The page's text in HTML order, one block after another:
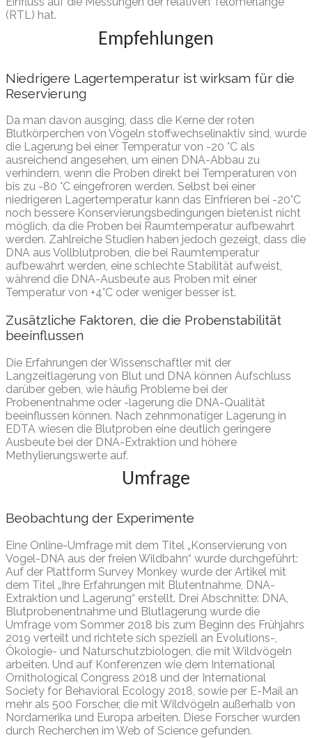
(RTL) hat.
Empfehlungen
Niedrigere Lagertemperatur ist wirksam für die
Reservierung
Da man davon ausging, dass die Kerne der roten
Blutkörperchen von Vögeln stoffwechselinaktiv sind, wurde
die Lagerung bei einer Temperatur von -20 °C als
ausreichend angesehen, um einen DNA-Abbau zu
verhindern, wenn die Proben direkt bei Temperaturen von
bis zu -80 °C eingefroren werden. Selbst bei einer
niedrigeren Lagertemperatur kann das Einfrieren bei -20°C
noch bessere Konservierungsbedingungen bieten.ist nicht
möglich, da die Proben bei Raumtemperatur aufbewahrt
werden. Zahlreiche Studien haben jedoch gezeigt, dass die
DNA aus Vollblutproben, die bei Raumtemperatur
aufbewahrt werden, eine schlechte Stabilität aufweist,
während die DNA-Ausbeute aus Proben mit einer
Temperatur von +4°C oder weniger besser ist.
Zusätzliche Faktoren, die die Probenstabilität
beeinflussen
Die Erfahrungen der Wissenschaftler mit der
Langzeitlagerung von Blut und DNA können Aufschluss
darüber geben, wie häufig Probleme bei der
Probenentnahme oder -lagerung die DNA-Qualität
beeinflussen können. Nach zehnmonatiger Lagerung in
EDTA wiesen die Blutproben eine deutlich geringere
Ausbeute bei der DNA-Extraktion und höhere
Methylierungswerte auf.
Umfrage
Beobachtung der Experimente
Eine Online-Umfrage mit dem Titel „Konservierung von
Vogel-DNA aus der freien Wildbahn“ wurde durchgeführt:
Auf der Plattform Survey Monkey wurde der Artikel mit
dem Titel „Ihre Erfahrungen mit Blutentnahme, DNA-
Extraktion und Lagerung“ erstellt. Drei Abschnitte: DNA,
Blutprobenentnahme und Blutlagerung wurde die
Umfrage vom Sommer 2018 bis zum Beginn des Frühjahrs
2019 verteilt und richtete sich speziell an Evolutions-,
Ökologie- und Naturschutzbiologen, die mit Wildvögeln
arbeiten. Und auf Konferenzen wie dem International
Ornithological Congress 2018 und der International
Society for Behavioral Ecology 2018, sowie per E-Mail an
mehr als 500 Forscher, die mit Wildvögeln außerhalb von
Nordamerika und Europa arbeiten. Diese Forscher wurden
durch Recherchen im Web of Science gefunden.